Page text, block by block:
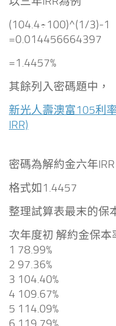
(104.4÷100)^(1/3)-1
=0.014456664397
=1.4457%
其餘列入密碼題中，
新光人壽澳富105利
IRR)
密碼為解約金六年IRR
格式如1.4457
整理試算表最末的保
次年度初 解約金保本
1 78.99%
2 97.36%
3 104.40%
4 109.67%
5 114.09%